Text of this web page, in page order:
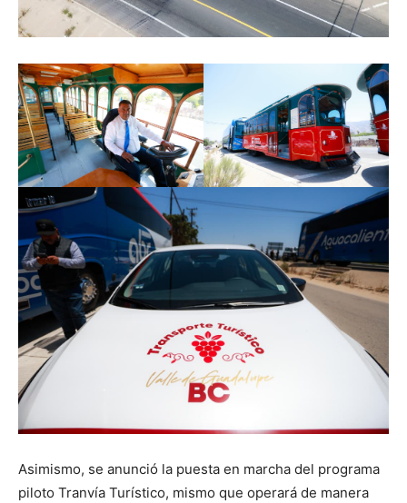
Asimismo, se anunció la puesta en marcha del programa
piloto Tranvía Turístico, mismo que operará de manera